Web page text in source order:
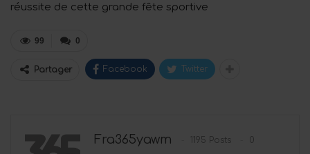
réussite de cette grande fête sportive
0
99
Partager Facebook Twitter
Fra365yawm 1195 Posts 0